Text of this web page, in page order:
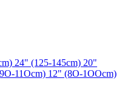
24" (125-145cm) 20"
11Ocm) 12" (8O-1OOcm)